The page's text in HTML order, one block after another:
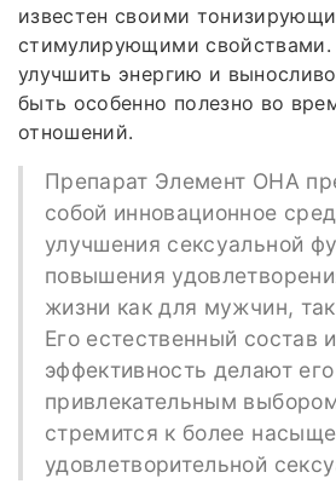
известен своими
стимулирующими свойствами.
улучшить энергию и
быть особенно полезно во
отношений.
Препарат Элемент ОНА
собой инновационное
улучшения сексуальной
повышения
жизни как для мужчин,
Его естественный состав и
эффективность делают его
привлекательным
стремится к более
удовлетворительной